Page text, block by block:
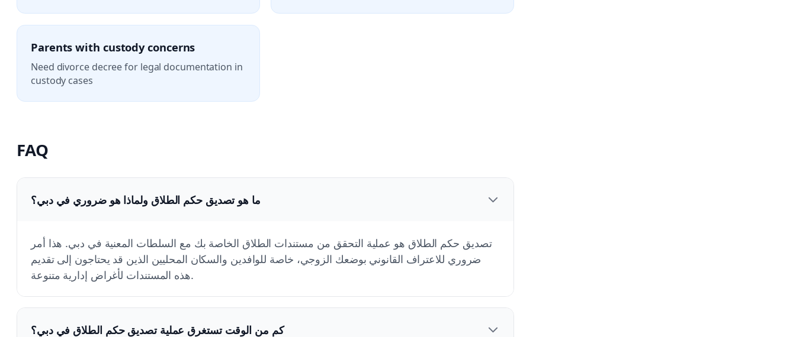
Parents with custody concerns
Need divorce decree for legal documentation in
custody cases
FAQ
ما هو تصديق حكم الطلاق ولماذا هو ضروري في دبي؟
تصديق حكم الطلاق هو عملية التحقق من مستندات الطلاق الخاصة بك مع السلطات المعنية في دبي. هذا أمر
ضروري للاعتراف القانوني بوضعك الزوجي، خاصة للوافدين والسكان المحليين الذين قد يحتاجون إلى تقديم
هذه المستندات لأغراض إدارية متنوعة.
كم من الوقت تستغرق عملية تصديق حكم الطلاق في دبي؟